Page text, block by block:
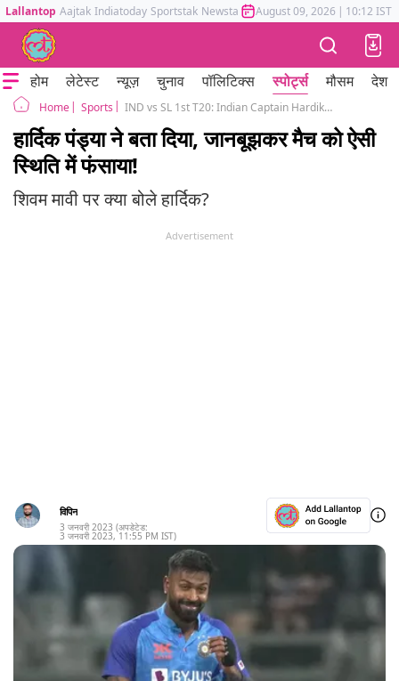
Lallantop Aajtak Indiatoday Sportstak Newstak Mumbai Tak Astrotak
August 09, 2026 | 10:12 IST
होम लेटेस्ट न्यूज़ चुनाव पॉलिटिक्स स्पोर्ट्स मौसम देश
Home Sports IND vs SL 1st T20: Indian Captain Hardik Pandya reaction after Team India win against Sri Lanka
हार्दिक पंड्या ने बता दिया, जानबूझकर मैच को ऐसी
स्थिति में फंसाया!
शिवम मावी पर क्या बोले हार्दिक?
Advertisement
विपिन
3 जनवरी 2023 (अपडेटेड:
3 जनवरी 2023, 11:55 PM IST)